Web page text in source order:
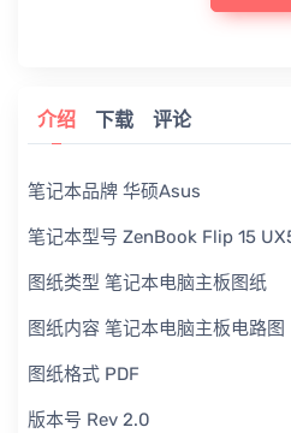
介绍 下载 评论
笔记本品牌 华硕Asus
笔记本型号 ZenBook Flip 15
图纸类型 笔记本电脑主板图纸
图纸内容 笔记本电脑主板电路图
图纸格式 PDF
版本号 Rev 2.0